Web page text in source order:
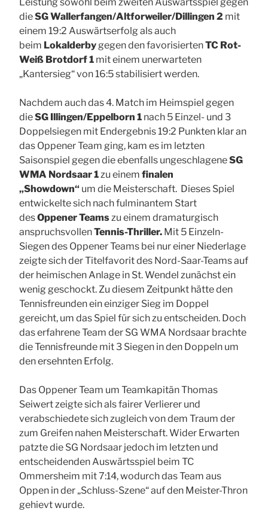
dieSG Wallerfangen/Altforweiler/Dillingen 2 mit
einem 19:2 Auswärtserfolg als auch
beim Lokalderby gegen den favorisiertenTC Rot-
Weiß Brotdorf 1 mit einem unerwarteten
„Kantersieg“ von 16:5 stabilisiert werden.
Nachdem auch das 4. Match im Heimspiel gegen
dieSG Illingen/Eppelborn 1 nach 5 Einzel- und 3
Doppelsiegen mit Endergebnis 19:2 Punkten klar an
das Oppener Team ging, kam es im letzten
Saisonspiel gegen die ebenfalls ungeschlageneSG
WMA Nordsaar 1 zu einem finalen
„Showdown“ um die Meisterschaft. Dieses Spiel
entwickelte sich nach fulminantem Start
desOppener Teams zu einem dramaturgisch
anspruchsvollenTennis-Thriller. Mit 5 Einzeln-
Siegen des Oppener Teams bei nur einer Niederlage
zeigte sich der Titelfavorit des Nord-Saar-Teams auf
der heimischen Anlage in St. Wendel zunächst ein
wenig geschockt. Zu diesem Zeitpunkt hätte den
Tennisfreunden ein einziger Sieg im Doppel
gereicht, um das Spiel für sich zu entscheiden. Doch
das erfahrene Team der SG WMA Nordsaar brachte
die Tennisfreunde mit 3 Siegen in den Doppeln um
den ersehnten Erfolg.
Das Oppener Team um Teamkapitän Thomas
Seiwert zeigte sich als fairer Verlierer und
verabschiedete sich zugleich von dem Traum der
zum Greifen nahen Meisterschaft. Wider Erwarten
patzte die SG Nordsaar jedoch im letzten und
entscheidenden Auswärtsspiel beim TC
Ommersheim mit 7:14, wodurch das Team aus
Oppen in der „Schluss-Szene“ auf den Meister-Thron
gehievt wurde.